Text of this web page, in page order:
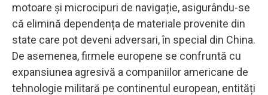
motoare și microcipuri de navigație, asigurându-se
că elimină dependența de materiale provenite din
state care pot deveni adversari, în special din China.
De asemenea, firmele europene se confruntă cu
expansiunea agresivă a companiilor americane de
tehnologie militară pe continentul european, entități